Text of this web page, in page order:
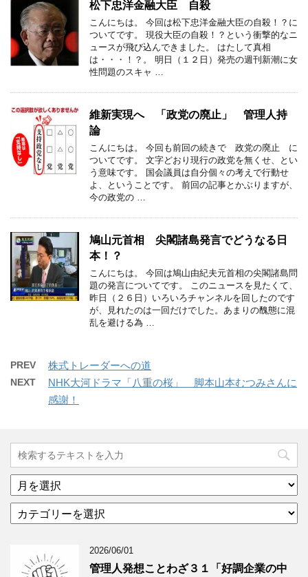
松下忠洋金融大臣 自殺
こんにちは。 今回は松下忠洋金融大臣の自殺！？に
ついてです。 現役大臣の自殺！？という衝撃的なニ
ュースが飛び込んできました。 はたして真相
は・・・！？。 明日（１２日）発売の週刊新潮に女
性問題のスキャ …
維新実現へ 「政党の廃止」 管理人持
論
こんにちは。 今回も前回の続きで 政党の廃止 に
ついてです。 文字どおり現行の政党を無くせ、とい
う意味です。 国会議員は自分個々の考えで行動せ
よ、ということです。 前回の記事とかぶりますが、
今の政党の …
鳩山元首相 尖閣諸島発言でどうなる日
本！？
こんにちは。 今回は鳩山由紀夫元首相の尖閣諸島問
題の発言についてです。 このニュースを見たくて、
昨日（２６日）いろいろチャンネルを回したのです
が、見れたのは一回だけでした。あまりの醜態に混
乱を避ける為 …
PREV 株式トレーダーへの道
NEXT
NHK大河ドラマ「八重の桜」 脚本山本むつみさんに
感謝！
ア
ー
イ
テ
ー
2026/06/01
管理人発想ことわざ３１「好調企業の中